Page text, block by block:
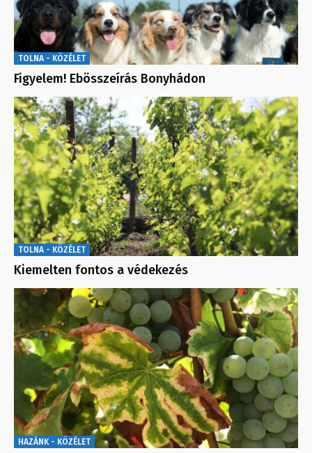
TOLNA - KÖZÉLET
Figyelem! Ebösszeírás Bonyhádon
TOLNA - KÖZÉLET
Kiemelten fontos a védekezés
HAZÁNK - KÖZÉLET